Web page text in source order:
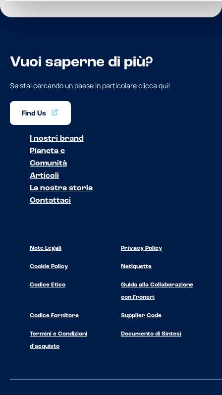
Vuoi saperne di più?
Se stai cercando un paese in particolare clicca qui!
Find Us
I nostri brand
Pianeta e
Comunità
Articoli
La nostra storia
Contattaci
Note Legali Privacy Policy
Cookie Policy Netiquette
Codice Etico Guida alla Collaborazione
con Froneri
Codice Fornitore Supplier Code
Termini e Condizioni
d'acquisto
Documento di Sintesi